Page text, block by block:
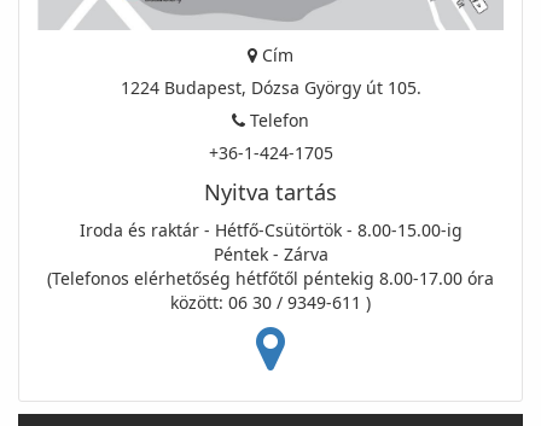
Cím
1224 Budapest, Dózsa György út 105.
Telefon
+36-1-424-1705
Nyitva tartás
Iroda és raktár - Hétfő-Csütörtök - 8.00-15.00-ig
Péntek - Zárva
(Telefonos elérhetőség hétfőtől péntekig 8.00-17.00 óra
között: 06 30 / 9349-611 )